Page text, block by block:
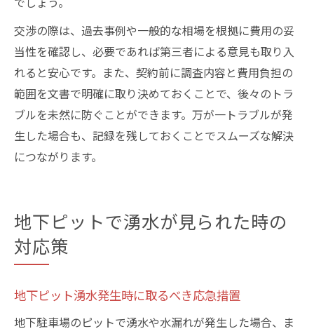
交渉の際は、過去事例や一般的な相場を根拠に費用の妥
当性を確認し、必要であれば第三者による意見も取り入
れると安心です。また、契約前に調査内容と費用負担の
範囲を文書で明確に取り決めておくことで、後々のトラ
ブルを未然に防ぐことができます。万が一トラブルが発
生した場合も、記録を残しておくことでスムーズな解決
につながります。
地下ピットで湧水が見られた時の
対応策
地下ピット湧水発生時に取るべき応急措置
地下駐車場のピットで湧水や水漏れが発生した場合、ま